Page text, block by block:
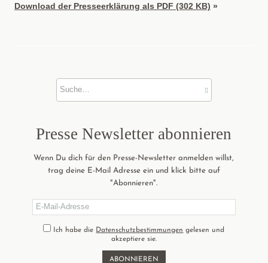
Download der Presseerklärung als PDF (302 KB) »
Presse News­letter abonnieren
Wenn Du dich für den Presse-Newsletter anmelden willst,
trag deine E-Mail Adresse ein und klick bitte auf
"Abonnieren".
Ich habe die Datenschutzbestimmungen gelesen und
akzeptiere sie.